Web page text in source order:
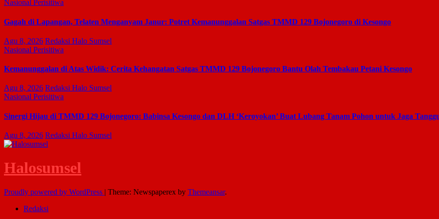
Nasional Perisitiwa
Gagah di Lapangan, Telaten Menganyam Janur: Potret Kemanunggalan Satgas TMMD 129 Bojonegoro di Kesongo
Agu 8, 2026 Redaksi Halo Sumsel
Nasional Perisitiwa
Kemanunggalan di Atas Widik: Cerita Kehangatan Satgas TMMD 129 Bojonegoro Bantu Olah Tembakau Petani Kesongo
Agu 8, 2026 Redaksi Halo Sumsel
Nasional Perisitiwa
Sinergi Hijau di TMMD 129 Bojonegoro: Babinsa Kesongo dan DLH ‘Keroyokan’ Buat Lubang Tanam Pohon untuk Jaga
Agu 8, 2026 Redaksi Halo Sumsel
Halosumsel
Proudly powered by WordPress | Theme: Newspaperex by Themeansar.
Redaksi